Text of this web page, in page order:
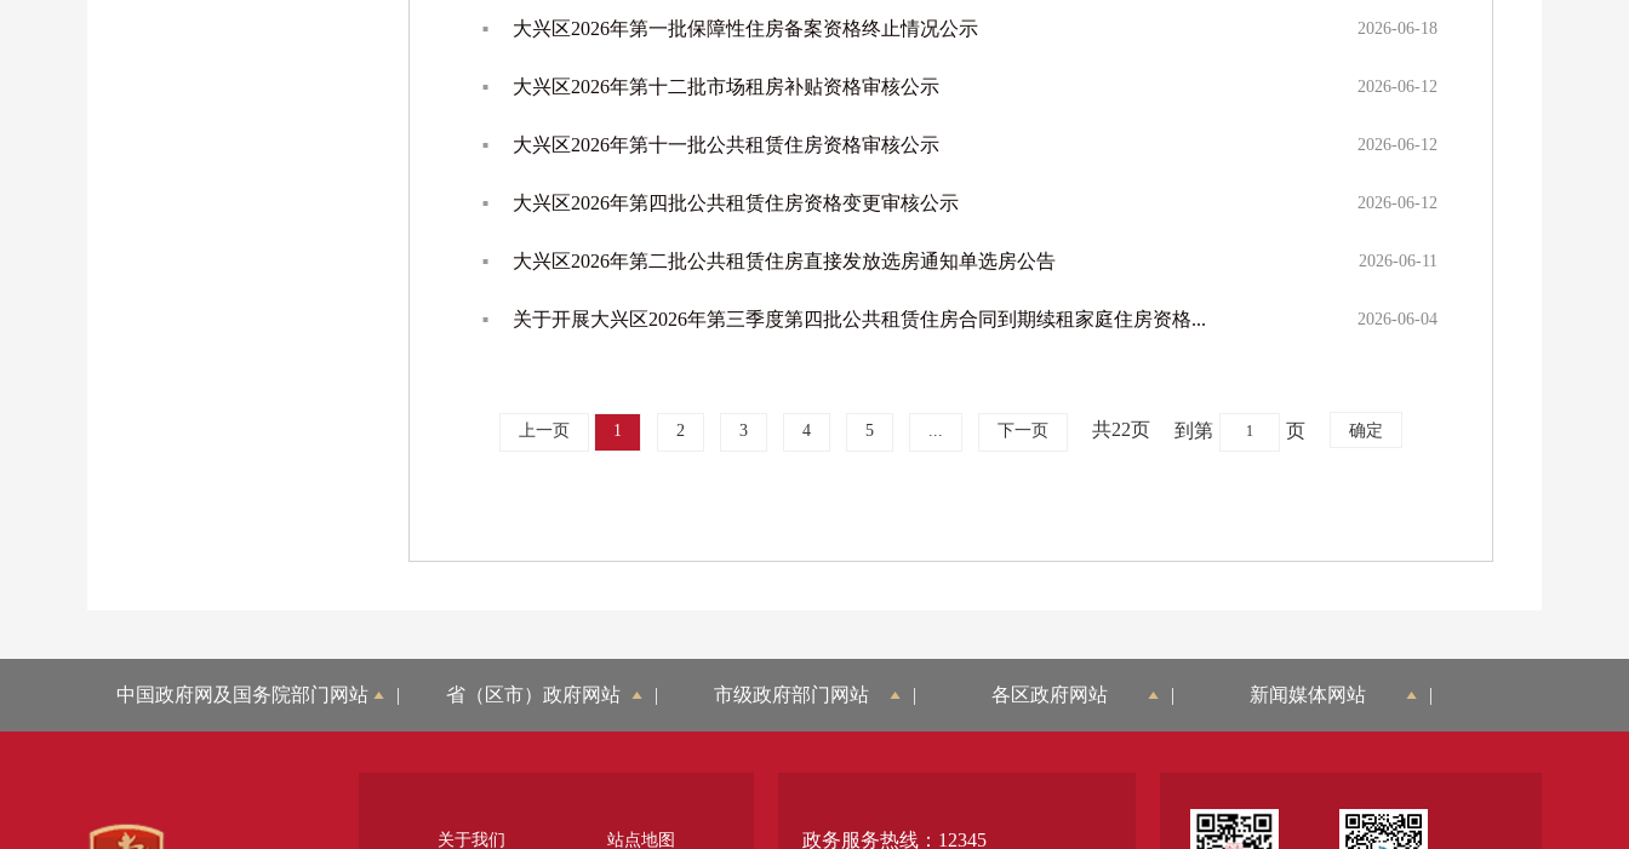
大兴区2026年第一批保障性住房备案资格终止情况公示 2026-06-18
大兴区2026年第十二批市场租房补贴资格审核公示 2026-06-12
大兴区2026年第十一批公共租赁住房资格审核公示 2026-06-12
大兴区2026年第四批公共租赁住房资格变更审核公示 2026-06-12
大兴区2026年第二批公共租赁住房直接发放选房通知单选房公告 2026-06-11
关于开展大兴区2026年第三季度第四批公共租赁住房合同到期续租家庭住房资格... 2026-06-04
上一页 1 2 3 4 5 ... 下一页 共22页 到第 页
中国政府网及国务院部门网站 | 省（区市）政府网站 | 市级政府部门网站 | 各区政府网站 | 新闻媒体网站 |
关于我们 站点地图 政务服务热线：12345